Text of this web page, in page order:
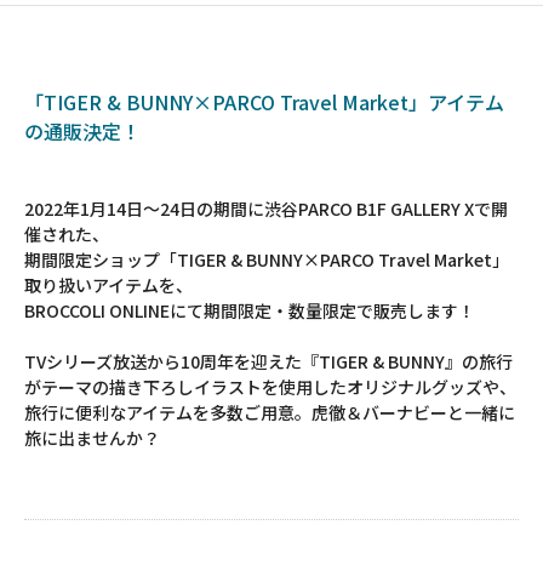
「TIGER & BUNNY×PARCO Travel Market」アイテム
の通販決定！
2022年1月14日～24日の期間に渋谷PARCO B1F GALLERY Xで開
催された、
期間限定ショップ「TIGER & BUNNY×PARCO Travel Market」
取り扱いアイテムを、
BROCCOLI ONLINEにて期間限定・数量限定で販売します！
TVシリーズ放送から10周年を迎えた『TIGER & BUNNY』の旅行
がテーマの描き下ろしイラストを使用したオリジナルグッズや、
旅行に便利なアイテムを多数ご用意。虎徹＆バーナビーと一緒に
旅に出ませんか？